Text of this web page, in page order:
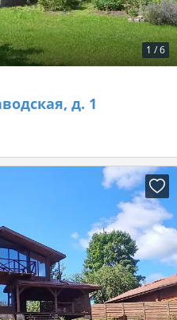
1 /6
д. 1